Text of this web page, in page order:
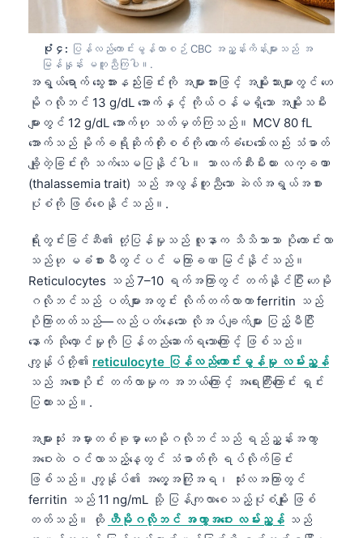
ပုံ ၄: ပြန်လည်ကောင်းမွန်လာစဉ် CBC အညွှန်းကိန်းများသည် အ
မြန်နှုန်း မတူညီကြပါ။.
အရွယ်ရောက် သွေးအားနည်းခြင်းကို အများအားဖြင့် အမျိုးသားများတွင် ဟေ
မိုဂလိုဘင် 13 g/dL အောက်နှင့် ကိုယ်ဝန်မရှိသော အမျိုးသမီး
များတွင် 12 g/dL အောက်ဟု သတ်မှတ်ကြသည်။ MCV 80 fL
အောက်သည် မိုက်ခရိုဆိုက်တိုးစစ်ကို ထောက်ခံပေးသော်လည်း သံဓာတ်
ချို့တဲ့ခြင်းကို သက်သေမပြနိုင်ပါ။ သာလက်ဆီးမီးယား လက္ခဏာ
(thalassemia trait) သည် အလွန်တူညီသော ဆဲလ်အရွယ်အစား
ပုံစံကို ဖြစ်စေနိုင်သည်။.
ရိုးတွင်းခြင်ဆီ၏ တုံ့ပြန်မှုသည် လူနာက သိသိသာသာ ပိုကောင်းလာ
သည်ဟု မခံစားမီတွင်ပင် မကြာခဏ မြင်နိုင်သည်။
Reticulocytes သည် 7–10 ရက်အကြာတွင် တက်နိုင်ပြီး ဟေမို
ဂလိုဘင်သည် ပတ်များအတွင်း လိုက်တက်လာကာ ferritin သည်
ပိုကြာတတ်သည်—လည်ပတ်နေသော လိုအပ်ချက်များ ပြည့်မီပြီး
နောက် သိုလှောင်မှုကို ပြန်တည်ဆောက်ရသောကြောင့် ဖြစ်သည်။
ကျွန်ုပ်တို့၏ reticulocyte ပြန်လည်ကောင်းမွန်မှု လမ်းညွှန်
သည် အစောပိုင်း တက်လာမှုက အဘယ်ကြောင့် အရေးကြီးကြောင်း ရှင်း
ပြထားသည်။.
အများသုံး အမှားတစ်ခုမှာ ဟေမိုဂလိုဘင်သည် ရည်ညွှန်းအကွာ
အဝေးထဲ ဝင်လာသည့်နေ့တွင် သံဓာတ်ကို ရပ်လိုက်ခြင်း
ဖြစ်သည်။ ကျွန်ုပ်၏ အတွေ့အကြုံအရ၊ သုံးလအကြာတွင်
ferritin သည် 11 ng/mL သို့ ပြန်ကျလာစေသည့်ပုံစံမျိုး ဖြစ်
တတ်သည်။ ထို ဟီမိုဂလိုဘင် အကွာအဝေး လမ်းညွှန် သည်